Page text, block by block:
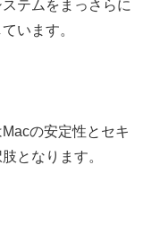
テムをまっさらに
います。
の安定性とセキ
となります。